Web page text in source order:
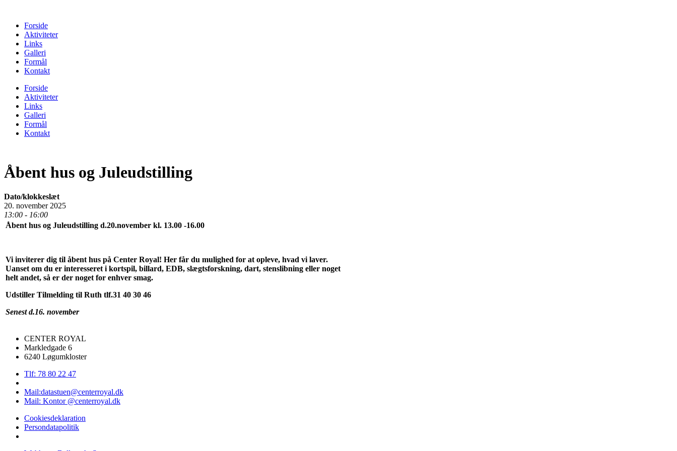
Forside
Aktiviteter
Links
Galleri
Formål
Kontakt
Forside
Aktiviteter
Links
Galleri
Formål
Kontakt
Åbent hus og Juleudstilling
Dato/klokkeslæt
20. november 2025
13:00 - 16:00
Åbent hus og Juleudstilling d.20.november kl. 13.00 -16.00
Vi inviterer dig til åbent hus på Center Royal! Her får du mulighed for at opleve, hvad vi laver.
Uanset om du er interesseret i kortspil, billard, EDB, slægtsforskning, dart, stenslibning eller noget
helt andet, så er der noget for enhver smag.
Udstiller Tilmelding til Ruth tlf.31 40 30 46
Senest d.16. november
CENTER ROYAL
Markledgade 6
6240 Løgumkloster
Tlf: 78 80 22 47
Mail:datastuen@centerroyal.dk
Mail: Kontor @centerroyal.dk
Cookiesdeklaration
Persondatapolitik